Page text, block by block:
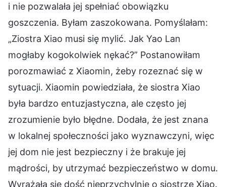
i nie pozwalała jej spełniać obowiązku
goszczenia. Byłam zaszokowana. Pomyślałam:
„Ziostra Xiao musi się mylić. Jak Yao Lan
mogłaby kogokolwiek nękać?” Postanowiłam
porozmawiać z Xiaomin, żeby rozeznać się w
sytuacji. Xiaomin powiedziała, że siostra Xiao
była bardzo entuzjastyczna, ale często jej
zrozumienie było błędne. Dodała, że jest znana
w lokalnej społeczności jako wyznawczyni, więc
jej dom nie jest bezpieczny i że brakuje jej
mądrości, by utrzymać bezpieczeństwo w domu.
Wyrażała się dość nieprzychylnie o siostrze Xiao.